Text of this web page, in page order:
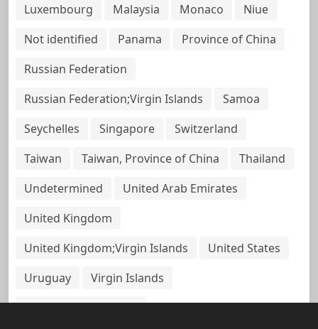
Luxembourg
Malaysia Monaco
Niue
Not identified
Panama
Province of China
Russian Federation
Russian Federation;Virgin Islands
Samoa
Seychelles
Singapore
Switzerland
Taiwan
Taiwan, Province of China
Thailand
Undetermined
United Arab Emirates
United Kingdom
United Kingdom;Virgin Islands
United States
Uruguay
Virgin Islands
Virgin Islands, British